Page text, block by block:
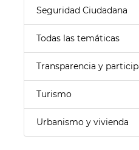
Seguridad Ciudadana
Todas las temáticas
Transparencia y
Turismo
Urbanismo y vivienda